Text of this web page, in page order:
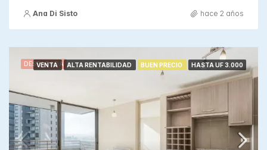
Ana Di Sisto hace 2 años
DESTACADA
VENTA ALTA RENTABILIDAD BUEN PRECIO HASTA UF 3.000